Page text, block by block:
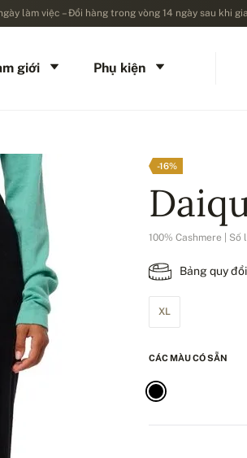
làm việc – Đổi hàng trong vòng 14 ngày sau khi
giới Phụ kiện
-16%
100% Cashmere | Số
Bảng quy
XL
CÁC MÀU CÓ SẴN